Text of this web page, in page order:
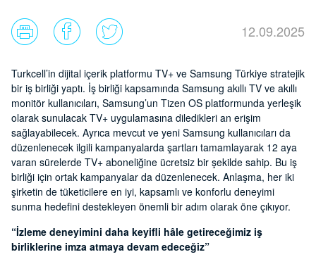
12.09.2025
Turkcell’in dijital içerik platformu TV+ ve Samsung Türkiye stratejik
bir iş birliği yaptı. İş birliği kapsamında Samsung akıllı TV ve akıllı
monitör kullanıcıları, Samsung’un Tizen OS platformunda yerleşik
olarak sunulacak TV+ uygulamasına diledikleri an erişim
sağlayabilecek. Ayrıca mevcut ve yeni Samsung kullanıcıları da
düzenlenecek ilgili kampanyalarda şartları tamamlayarak 12 aya
varan sürelerde TV+ aboneliğine ücretsiz bir şekilde sahip. Bu iş
birliği için ortak kampanyalar da düzenlenecek. Anlaşma, her iki
şirketin de tüketicilere en iyi, kapsamlı ve konforlu deneyimi
sunma hedefini destekleyen önemli bir adım olarak öne çıkıyor.
“İzleme deneyimini daha keyifli hâle getireceğimiz iş
birliklerine imza atmaya devam edeceğiz”